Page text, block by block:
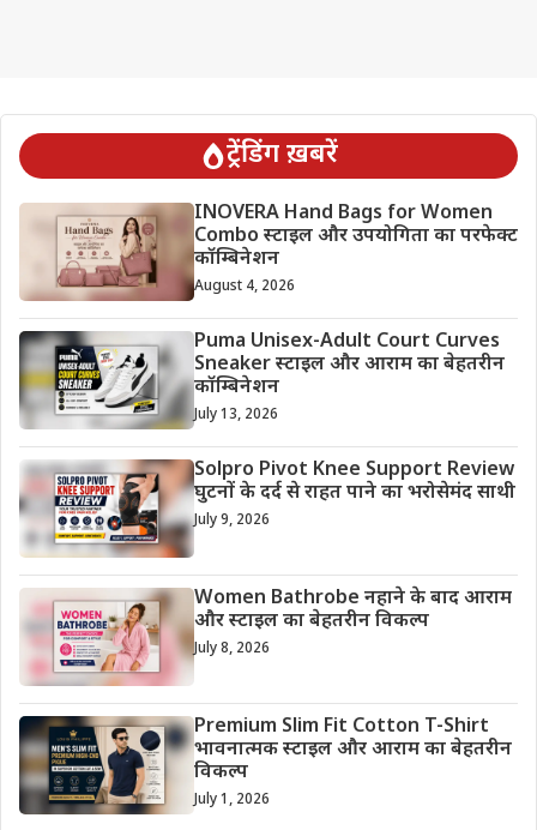
ट्रेंडिंग ख़बरें
INOVERA Hand Bags for Women
Combo स्टाइल और उपयोगिता का परफेक्ट
कॉम्बिनेशन
August 4, 2026
Puma Unisex-Adult Court Curves
Sneaker स्टाइल और आराम का बेहतरीन
कॉम्बिनेशन
July 13, 2026
Solpro Pivot Knee Support Review
घुटनों के दर्द से राहत पाने का भरोसेमंद साथी
July 9, 2026
Women Bathrobe नहाने के बाद आराम
और स्टाइल का बेहतरीन विकल्प
July 8, 2026
Premium Slim Fit Cotton T-Shirt
भावनात्मक स्टाइल और आराम का बेहतरीन
विकल्प
July 1, 2026